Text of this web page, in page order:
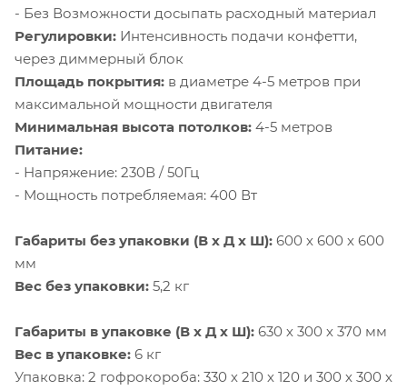
- Без Возможности досыпать расходный материал
Регулировки: Интенсивность подачи конфетти,
через диммерный блок
Площадь покрытия: в диаметре 4-5 метров при
максимальной мощности двигателя
Минимальная высота потолков: 4-5 метров
Питание:
- Напряжение: 230В / 50Гц
- Мощность потребляемая: 400 Вт
Габариты без упаковки (В х Д х Ш): 600 х 600 х 600
мм
Вес без упаковки: 5,2 кг
Габариты в упаковке (В х Д х Ш): 630 х 300 х 370 мм
Вес в упаковке: 6 кг
Упаковка: 2 гофрокороба: 330 х 210 х 120 и 300 х 300 х